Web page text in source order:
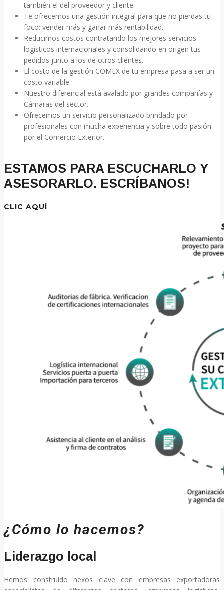
también el del proveedor y cliente.
Te ofrecemos una gestión integral para que no pierdas tu
foco: vender más y ganar más rentabilidad.
Reducimos costos contratando los mejores servicios
logísticos internacionales y consolidando en origen tus
pedidos junto a los de otros clientes.
El costo de la gestión COMEX de tu empresa pasa a ser un
costo variable.
Nuestro diferencial está avalado por grandes compañías y
Cámaras del sector.
Ofrecemos un servicio personalizado brindado por
profesionales con mucha experiencia y sobre todo pasión
por el Comercio Exterior.
ESTAMOS PARA ESCUCHARLO Y
ASESORARLO. ESCRÍBANOS!
CLIC AQUÍ
¿Cómo lo hacemos?
Liderazgo local
Hemos construido nexos clave con empresas exportadoras